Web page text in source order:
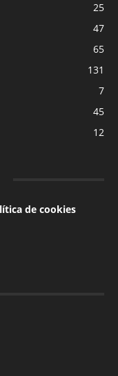
25
47
65
131
7
45
12
de cookies